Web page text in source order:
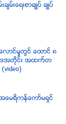
မ္းေရးစာခ်ဳပ္ ခ်ဳပ္
ာင္မႈတြင္ ေထာင္ ၈
ဒအတိုင္း အထက္တ
အေမရိကန္ေကာ္မရွင္